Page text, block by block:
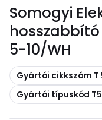
Somogyi
hosszabbító
5-10/WH
Másolás
Gyártói cikkszám T
Másolás
Gyártói típuskód